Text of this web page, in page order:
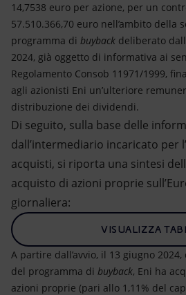
14,7538 euro per azione, per un
57.510.366,70 euro nell’ambito della
programma di buyback deliberato
2024, già oggetto di informativa ai
Regolamento Consob 11971/1999,
agli azionisti Eni un’ulteriore
distribuzione dei dividendi.
Di seguito, sulla base delle
dall’intermediario incaricato per
acquisti, si riporta una sintesi
acquisto di azioni proprie
giornaliera:
VISUALIZZA
A partire dall’avvio, il 13 giugno
del programma di buyback, Eni ha
azioni proprie (pari allo 1,11% del